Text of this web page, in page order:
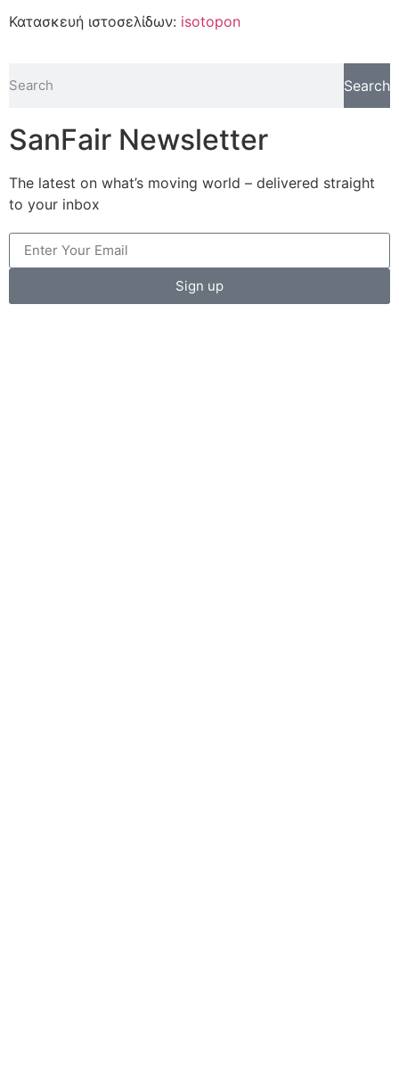
Κατασκευή ιστοσελίδων: isotopon
Search
SanFair Newsletter
The latest on what’s moving world – delivered straight
to your inbox
Sign up